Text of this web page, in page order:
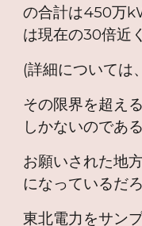
の合計は450万
は現在の30倍近
(詳細については
その限界を超え
しかないのである
お願いされた地
になっているだ
東北電力をサン